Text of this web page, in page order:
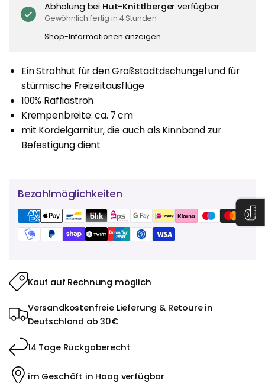
Abholung bei Hut-Knittlberger verfügbar
Gewöhnlich fertig in 4 Stunden
Shop-Informationen anzeigen
Ein Strohhut für den Großstadtdschungel und für
stürmische Freizeitausflüge
100% Raffiastroh
Krempenbreite: ca. 7 cm
mit Kordelgarnitur, die auch als Kinnband zur
Befestigung dient
Bezahlmöglichkeiten
Kauf auf Rechnung möglich
Versandkostenfreie Lieferung & Retoure in
Deutschland ab 30€
14 Tage Rückgaberecht
im Geschäft in Haag verfügbar